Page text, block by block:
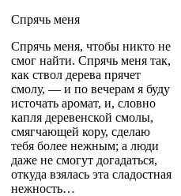
Спрячь меня
Спрячь меня, чтобы никто не
смог найти. Спрячь меня так,
как ствол дерева прячет
смолу, — и по вечерам я буду
источать аромат, и, словно
капля деревенской смолы,
смягчающей кору, сделаю
тебя более нежным; а люди
даже не смогут догадаться,
откуда взялась эта сладостная
нежность…